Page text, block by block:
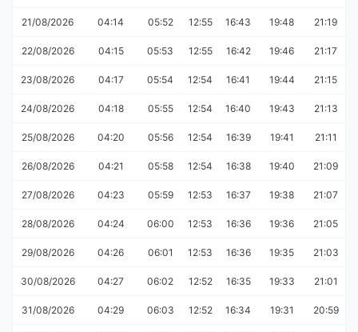
21/08/2026 04:14 05:52 12:55 16:43 19:48 21:19
22/08/2026 04:15 05:53 12:55 16:42 19:46 21:17
23/08/2026 04:17 05:54 12:54 16:41 19:44 21:15
24/08/2026 04:18 05:55 12:54 16:40 19:43 21:13
25/08/2026 04:20 05:56 12:54 16:39 19:41 21:11
26/08/2026 04:21 05:58 12:54 16:38 19:40 21:09
27/08/2026 04:23 05:59 12:53 16:37 19:38 21:07
28/08/2026 04:24 06:00 12:53 16:36 19:36 21:05
29/08/2026 04:26 06:01 12:53 16:36 19:35 21:03
30/08/2026 04:27 06:02 12:52 16:35 19:33 21:01
31/08/2026 04:29 06:03 12:52 16:34 19:31 20:59